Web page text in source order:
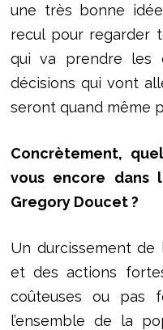
une très bonne
recul pour regarder
qui va prendre les
décisions qui vont
seront quand même
Concrètement,
vous encore dans
Gregory Doucet ?
Un durcissement
et des actions
coûteuses ou pas
l’ensemble de la